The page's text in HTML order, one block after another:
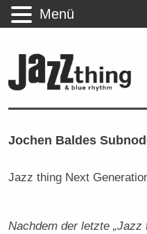
Jochen Baldes
Jazz thing Next
Nachdem der letzte
Menü